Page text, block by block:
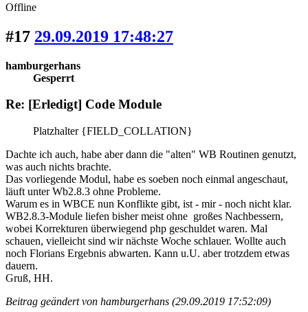
Offline
#17 29.09.2019 17:48:27
hamburgerhans
Gesperrt
Re: [Erledigt] Code Module
Platzhalter {FIELD_COLLATION}
Dachte ich auch, habe aber dann die "alten" WB Routinen genutzt,
was auch nichts brachte.
Das vorliegende Modul, habe es soeben noch einmal angeschaut,
läuft unter Wb2.8.3 ohne Probleme.
Warum es in WBCE nun Konflikte gibt, ist - mir - noch nicht klar.
WB2.8.3-Module liefen bisher meist ohne großes Nachbessern,
wobei Korrekturen überwiegend php geschuldet waren. Mal
schauen, vielleicht sind wir nächste Woche schlauer. Wollte auch
noch Florians Ergebnis abwarten. Kann u.U. aber trotzdem etwas
dauern.
Gruß, HH.
Beitrag geändert von hamburgerhans (29.09.2019 17:52:09)